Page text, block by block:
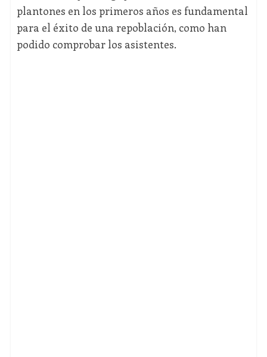
plantones en los primeros años es fundamental
para el éxito de una repoblación, como han
podido comprobar los asistentes.